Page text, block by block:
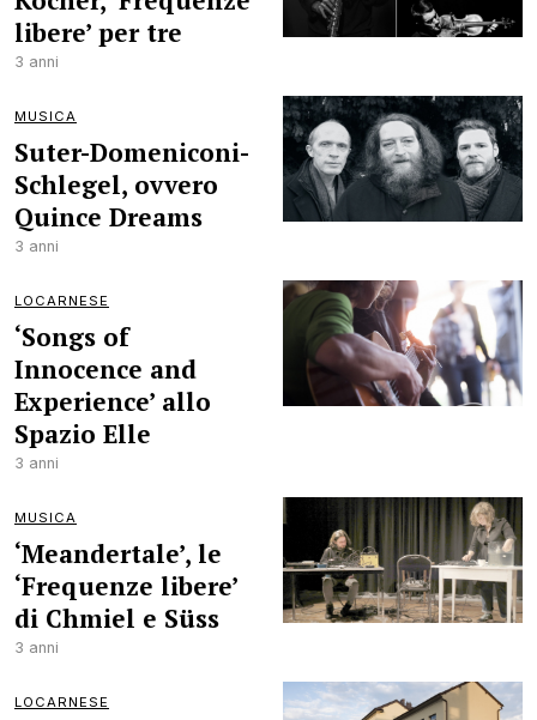
libere’ per tre
3 anni
MUSICA
Suter-Domeniconi-
Schlegel, ovvero
Quince Dreams
3 anni
LOCARNESE
‘Songs of
Innocence and
Experience’ allo
Spazio Elle
3 anni
MUSICA
‘Meandertale’, le
‘Frequenze libere’
di Chmiel e Süss
3 anni
LOCARNESE